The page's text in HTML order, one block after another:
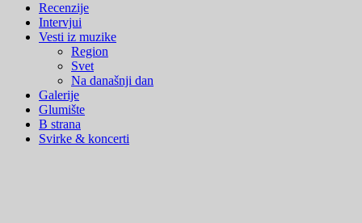
Recenzije
Intervjui
Vesti iz muzike
Region
Svet
Na današnji dan
Galerije
Glumište
B strana
Svirke & koncerti